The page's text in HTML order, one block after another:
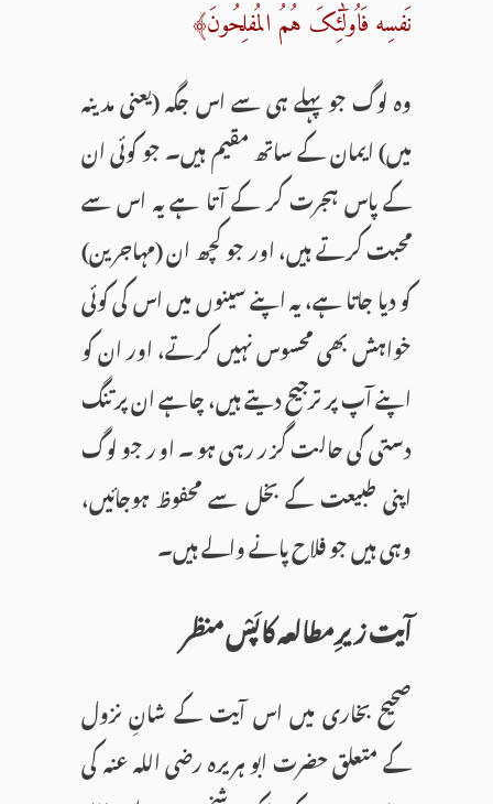
نَفسِه فَاُولٰٓئِکَ هُمُ المُفلِحُونَ﴾
وہ لوگ جو پہلے ہی سے اس جگہ (یعنی مدینہ
میں) ایمان کے ساتھ مقیم ہیں۔ جو کوئی ان
کے پاس ہجرت کر کے آتا ہے یہ اس سے
محبت کرتے ہیں، اور جو کچھ ان (مہاجرین)
کو دیا جاتا ہے، یہ اپنے سینوں میں اس کی کوئی
خواہش بھی محسوس نہیں کرتے، اور ان کو
اپنے آپ پر ترجیح دیتے ہیں، چاہے ان پر تنگ
دستی کی حالت گزر رہی ہو۔ اور جو لوگ
اپنی طبیعت کے بخل سے محفوظ ہوجائیں،
وہی ہیں جو فلاح پانے والے ہیں۔
آیت زیرِ مطالعہ کا پَسْ منظر
صحیح بخاری میں اس آیت کے شانِ نزول
کے متعلق حضرت ابو ہریرہ رضی اللہ عنہ کی